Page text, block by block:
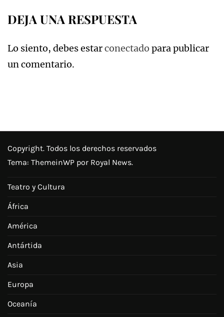
DEJA UNA RESPUESTA
Lo siento, debes estarconectado para publicar
un comentario.
Copyright. Todos los derechos reservados
Tema: ThemeinWP por Royal News.
Teatro y Cultura
África
América
Antártida
Asia
Europa
Oceanía